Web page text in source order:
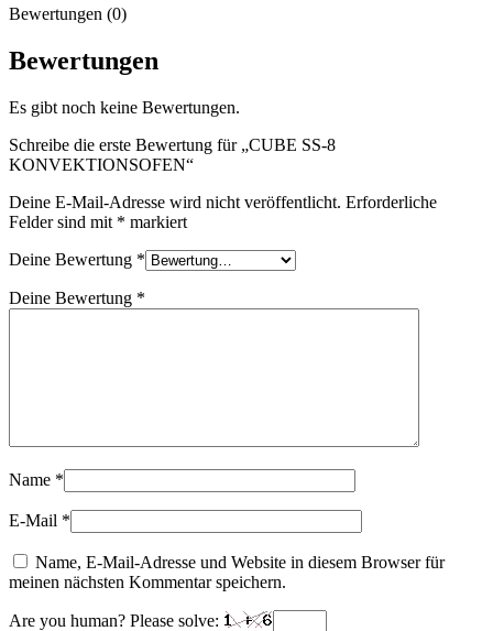
Bewertungen (0)
Bewertungen
Es gibt noch keine Bewertungen.
Schreibe die erste Bewertung für „CUBE SS-8
KONVEKTIONSOFEN“
Deine E-Mail-Adresse wird nicht veröffentlicht. Erforderliche
Felder sind mit * markiert
Deine Bewertung *
Deine Bewertung *
Name *
E-Mail *
Name, E-Mail-Adresse und Website in diesem Browser für
meinen nächsten Kommentar speichern.
Are you human? Please solve: